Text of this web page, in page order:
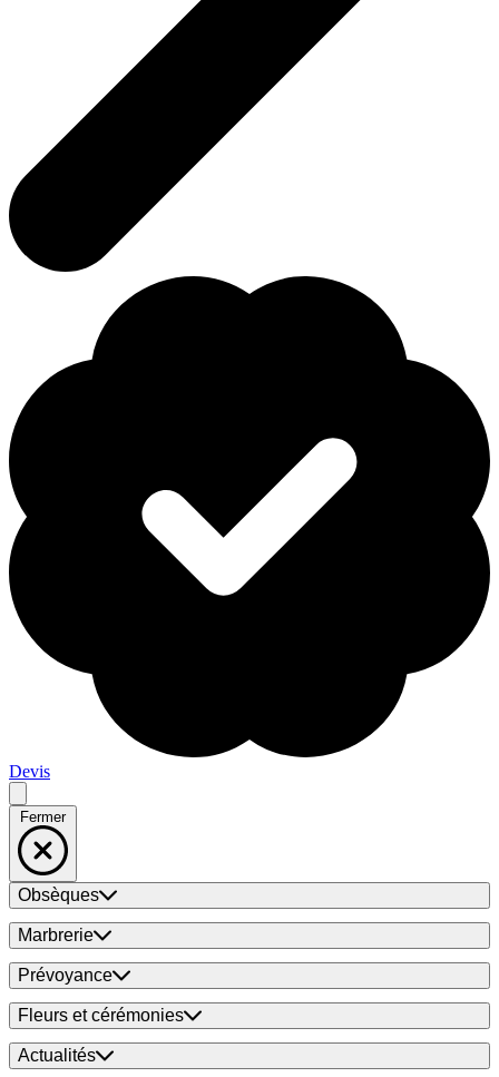
Devis
Fermer
Obsèques
Marbrerie
Prévoyance
Fleurs et cérémonies
Actualités